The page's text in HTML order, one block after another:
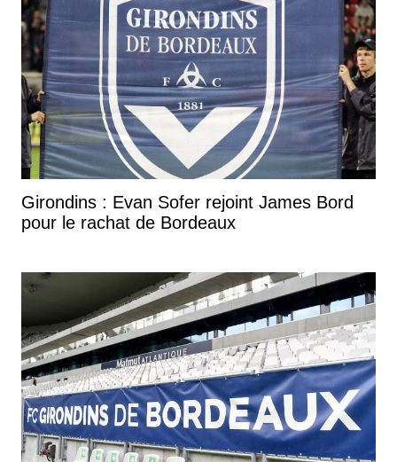
Girondins : Evan Sofer rejoint James Bord
pour le rachat de Bordeaux